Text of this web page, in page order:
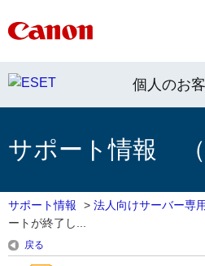
個人のお
サポート情報 （
サポート情報 > 法人向けサーバー専
ートが終了し...
戻る